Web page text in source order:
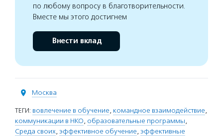
по любому вопросу в благотворительности.
Вместе мы этого достигнем
Внести вклад
Москва
ТЕГИ: вовлечение в обучение, командное взаимодействие,
коммуникации в НКО, образовательные программы,
Среда своих, эффективное обучение, эффективные